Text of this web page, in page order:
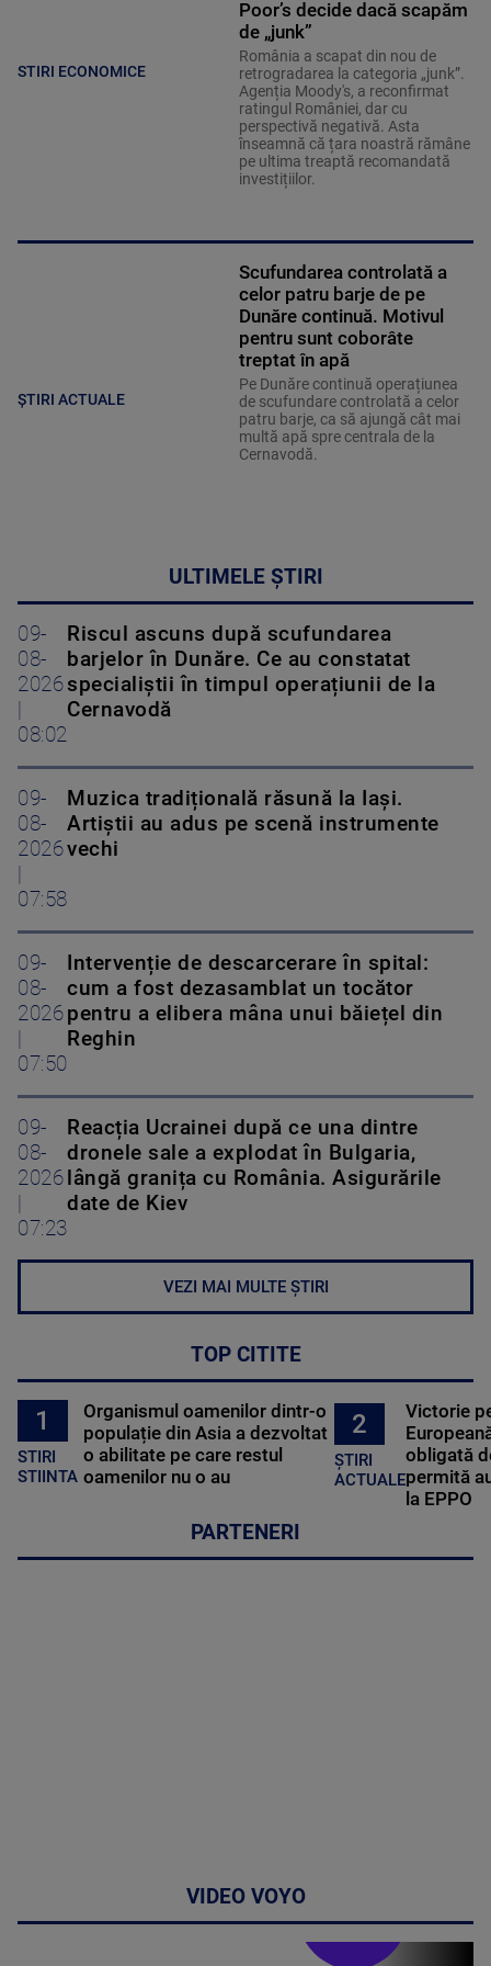
STIRI ECONOMICE
Poor’s decide dacă scapăm
de „junk”
România a scapat din nou de
retrogradarea la categoria „junk”.
Agenția Moody's, a reconfirmat
ratingul României, dar cu
perspectivă negativă. Asta
înseamnă că țara noastră rămâne
pe ultima treaptă recomandată
investițiilor.
ȘTIRI ACTUALE
Scufundarea controlată a
celor patru barje de pe
Dunăre continuă. Motivul
pentru sunt coborâte
treptat în apă
Pe Dunăre continuă operațiunea
de scufundare controlată a celor
patru barje, ca să ajungă cât mai
multă apă spre centrala de la
Cernavodă.
ULTIMELE ȘTIRI
09-
08-
2026
08:02
Riscul ascuns după scufundarea
barjelor în Dunăre. Ce au constatat
specialiștii în timpul operațiunii de la
Cernavodă
09-
08-
2026
07:58
Muzica tradițională răsună la Iași.
Artiștii au adus pe scenă instrumente
vechi
09-
08-
2026
07:50
Intervenție de descarcerare în spital:
cum a fost dezasamblat un tocător
pentru a elibera mâna unui băiețel din
Reghin
09-
08-
2026
07:23
Reacția Ucrainei după ce una dintre
dronele sale a explodat în Bulgaria,
lângă granița cu România. Asigurările
date de Kiev
VEZI MAI MULTE ȘTIRI
TOP CITITE
1
STIRI
STIINTA
Organismul oamenilor dintr-o
populație din Asia a dezvoltat
o abilitate pe care restul
oamenilor nu o au
2
ȘTIRI
ACTUALE
Victorie
obligată
permită
la EPPO
PARTENERI
VIDEO VOYO